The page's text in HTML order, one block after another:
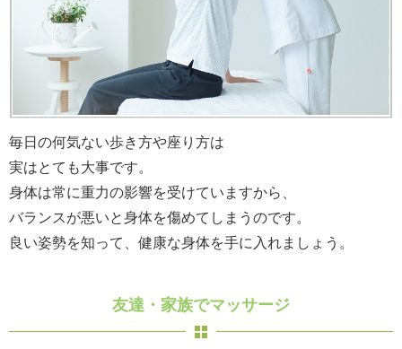
毎日の何気ない歩き方や座り方は
実はとても大事です。
身体は常に重力の影響を受けていますから、
バランスが悪いと身体を傷めてしまうのです。
良い姿勢を知って、健康な身体を手に入れましょう。
友達・家族でマッサージ